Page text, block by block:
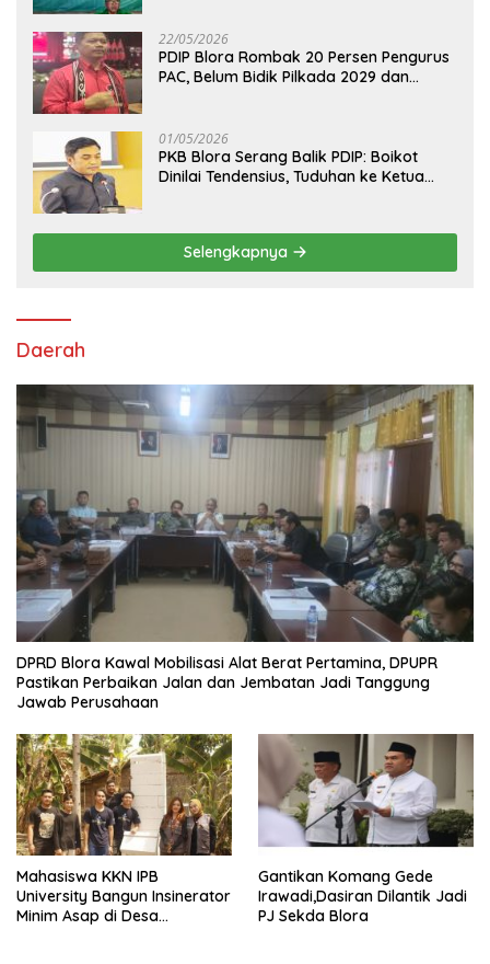
22/05/2026
PDIP Blora Rombak 20 Persen Pengurus
PAC, Belum Bidik Pilkada 2029 dan
01/05/2026
PKB Blora Serang Balik PDIP: Boikot
Dinilai Tendensius, Tuduhan ke Ketua
Selengkapnya
Daerah
DPRD Blora Kawal Mobilisasi Alat Berat Pertamina, DPUPR
Pastikan Perbaikan Jalan dan Jembatan Jadi Tanggung
Jawab Perusahaan
Mahasiswa KKN IPB
University Bangun Insinerator
Minim Asap di Desa
Gantikan Komang Gede
Irawadi,Dasiran Dilantik Jadi
PJ Sekda Blora